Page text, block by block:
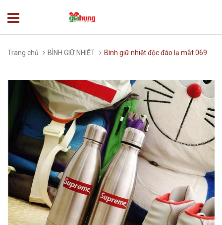
Trang chủ BÌNH GIỮ NHIỆT Bình giữ nhiệt độc đáo lạ mắt 069